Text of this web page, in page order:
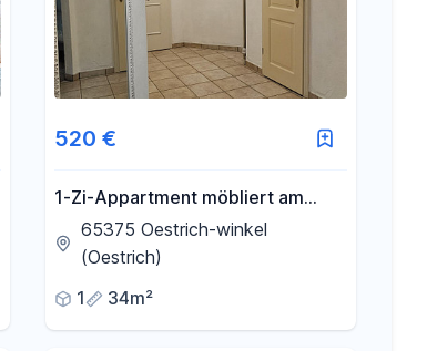
520 €
1-Zi-Appartment möbliert am
Rand der Weinberge in Oestrich-
winkel
65375 Oestrich-winkel
(Oestrich)
1
34m²